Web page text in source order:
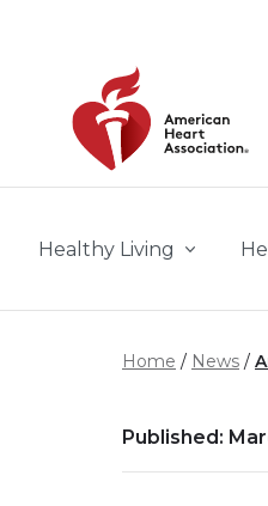
Healthy Living
Home News
Published: